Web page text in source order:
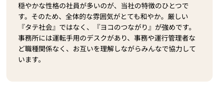
穏やかな性格の社員が多いのが、当社の特徴のひとつで
す。そのため、全体的な雰囲気がとても和やか。厳しい
『タテ社会』ではなく、『ヨコのつながり』が強めです。
事務所には運転手用のデスクがあり、事務や運行管理者な
ど職種関係なく、お互いを理解しながらみんなで協力して
います。